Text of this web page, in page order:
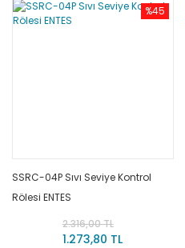
%45
SSRC-04P Sıvı Seviye Kontrol
Rölesi ENTES
2.316,00 TL
1.273,80 TL